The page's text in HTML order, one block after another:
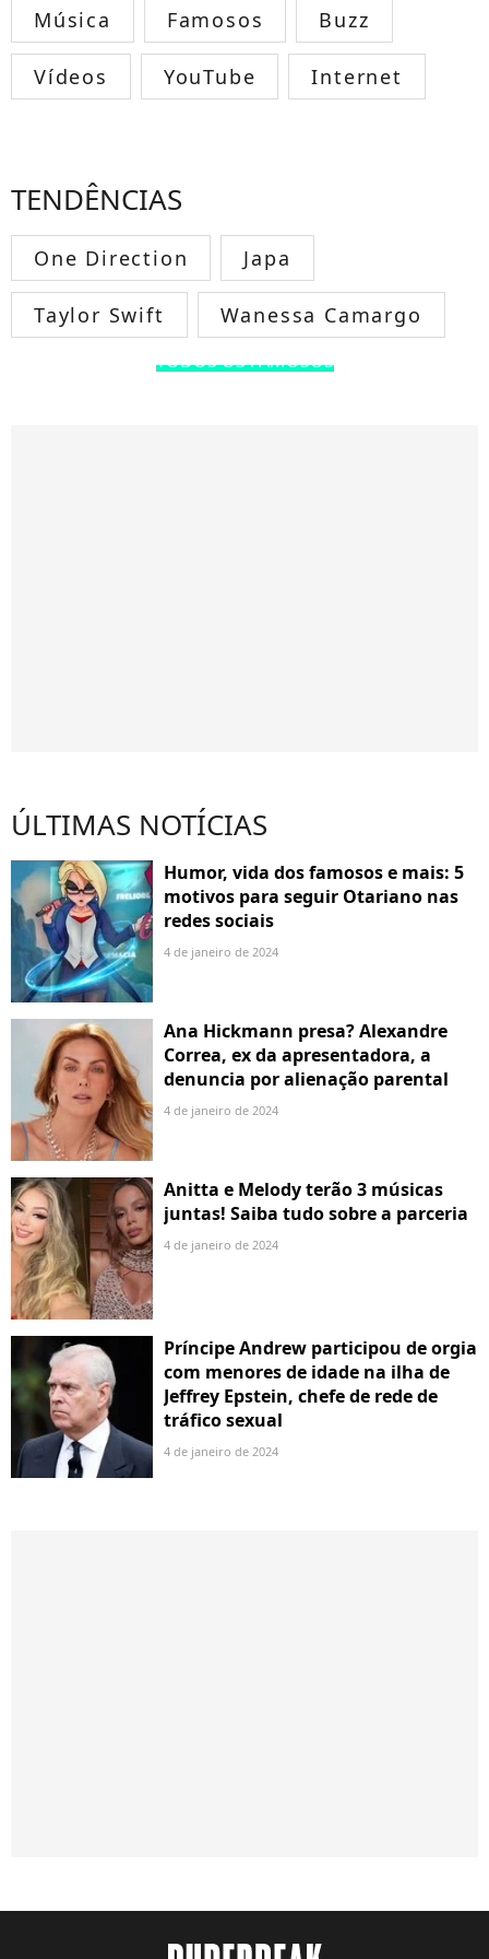
Música Famosos Buzz
Vídeos YouTube Internet
TENDÊNCIAS
One Direction Japa
Taylor Swift Wanessa Camargo
TODOS OS FAMOSOS
ÚLTIMAS NOTÍCIAS
Humor, vida dos famosos e mais: 5
motivos para seguir Otariano nas
redes sociais
4 de janeiro de 2024
Ana Hickmann presa? Alexandre
Correa, ex da apresentadora, a
denuncia por alienação parental
4 de janeiro de 2024
Anitta e Melody terão 3 músicas
juntas! Saiba tudo sobre a parceria
4 de janeiro de 2024
Príncipe Andrew participou de orgia
com menores de idade na ilha de
Jeffrey Epstein, chefe de rede de
tráfico sexual
4 de janeiro de 2024